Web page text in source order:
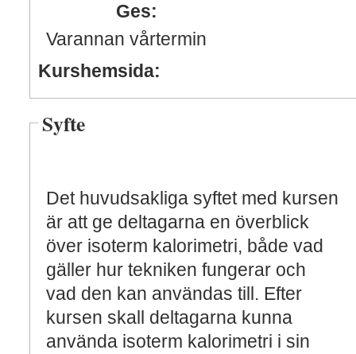
Ges:
Varannan vårtermin
Kurshemsida:
Syfte
Det huvudsakliga syftet med kursen
är att ge deltagarna en överblick
över isoterm kalorimetri, både vad
gäller hur tekniken fungerar och
vad den kan användas till. Efter
kursen skall deltagarna kunna
använda isoterm kalorimetri i sin